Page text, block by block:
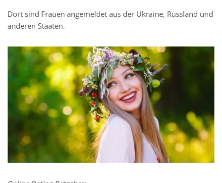
Dort sind Frauen angemeldet aus der Ukraine, Russland und
anderen Staaten.